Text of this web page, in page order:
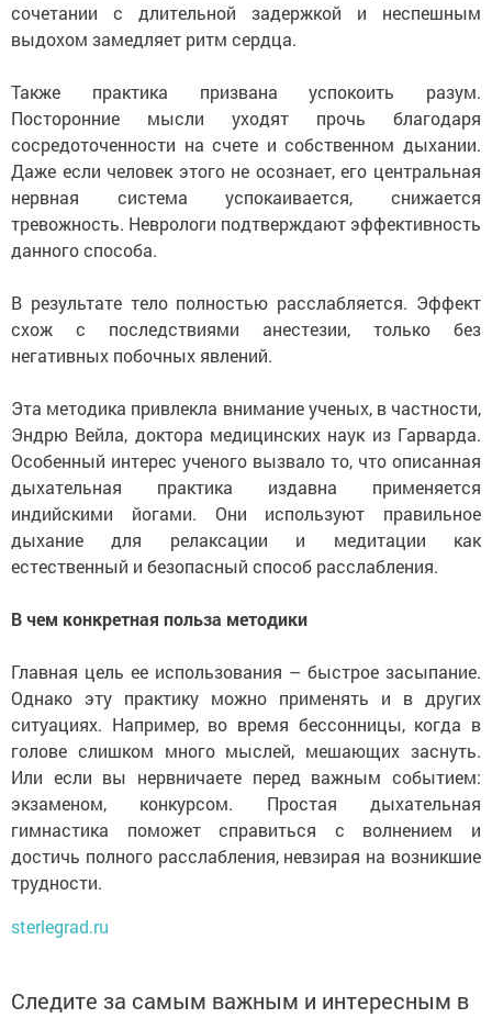
сочетании с длительной задержкой и неспешным
выдохом замедляет ритм сердца.
Также практика призвана успокоить разум.
Посторонние мысли уходят прочь благодаря
сосредоточенности на счете и собственном дыхании.
Даже если человек этого не осознает, его центральная
нервная система успокаивается, снижается
тревожность. Неврологи подтверждают эффективность
данного способа.
В результате тело полностью расслабляется. Эффект
схож с последствиями анестезии, только без
негативных побочных явлений.
Эта методика привлекла внимание ученых, в частности,
Эндрю Вейла, доктора медицинских наук из Гарварда.
Особенный интерес ученого вызвало то, что описанная
дыхательная практика издавна применяется
индийскими йогами. Они используют правильное
дыхание для релаксации и медитации как
естественный и безопасный способ расслабления.
В чем конкретная польза методики
Главная цель ее использования – быстрое засыпание.
Однако эту практику можно применять и в других
ситуациях. Например, во время бессонницы, когда в
голове слишком много мыслей, мешающих заснуть.
Или если вы нервничаете перед важным событием:
экзаменом, конкурсом. Простая дыхательная
гимнастика поможет справиться с волнением и
достичь полного расслабления, невзирая на возникшие
трудности.
sterlegrad.ru
Следите за самым важным и интересным в